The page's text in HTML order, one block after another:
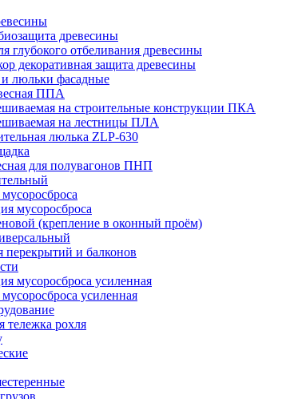
древесины
глубокого отбеливания древесины
декоративная защита древесины
люльки фасадные
ППА
на строительные конструкции ПКА
на лестницы ПЛА
люлька ZLP-630
для полувагонов ПНП
мусоросброса
(крепление в оконный проём)
и балконов
мусоросброса усиленная
усиленная
тележка рохля